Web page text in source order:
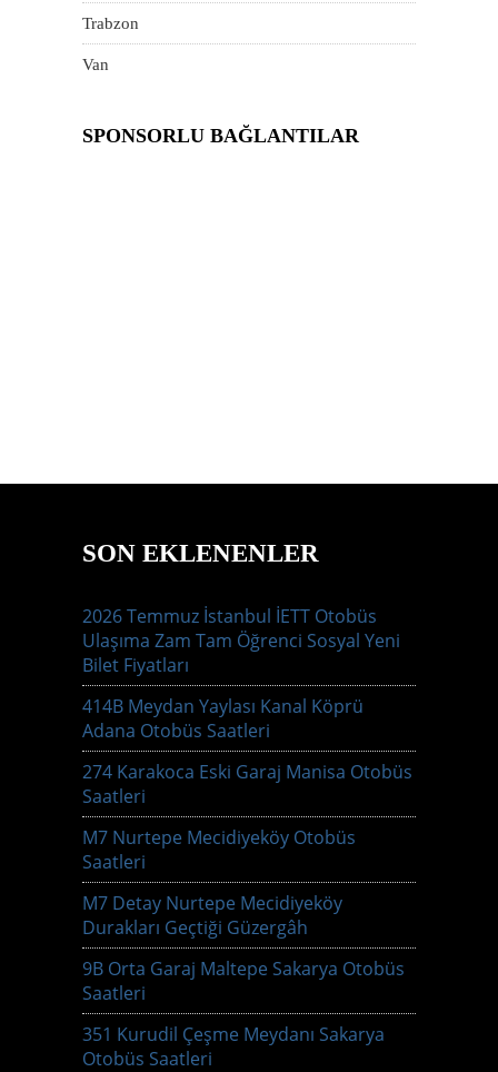
Trabzon
Van
SPONSORLU BAĞLANTILAR
SON EKLENENLER
2026 Temmuz İstanbul İETT Otobüs
Ulaşıma Zam Tam Öğrenci Sosyal Yeni
Bilet Fiyatları
414B Meydan Yaylası Kanal Köprü
Adana Otobüs Saatleri
274 Karakoca Eski Garaj Manisa Otobüs
Saatleri
M7 Nurtepe Mecidiyeköy Otobüs
Saatleri
M7 Detay Nurtepe Mecidiyeköy
Durakları Geçtiği Güzergâh
9B Orta Garaj Maltepe Sakarya Otobüs
Saatleri
351 Kurudil Çeşme Meydanı Sakarya
Otobüs Saatleri